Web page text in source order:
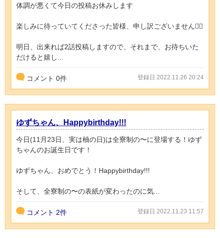
体調が悪くて今日の投稿お休みします
楽しみに待っていてくださった皆様、申し訳ございません🙇‍♀️
明日、出来れば2話投稿しますので、それまで、お待ちいた
だけると嬉し...
コメント 0件 登録日 2022.11.26 20:24
ゆずちゃん、Happybirthday!!!
今日(11月23日、実は柚の日)は全寮制の〜に登場する！ゆず
ちゃんのお誕生日です！
ゆずちゃん、おめでとう！Happybirthday!!!
そして、全寮制の〜の表紙が変わったのに気...
コメント 2件 登録日 2022.11.23 11:57